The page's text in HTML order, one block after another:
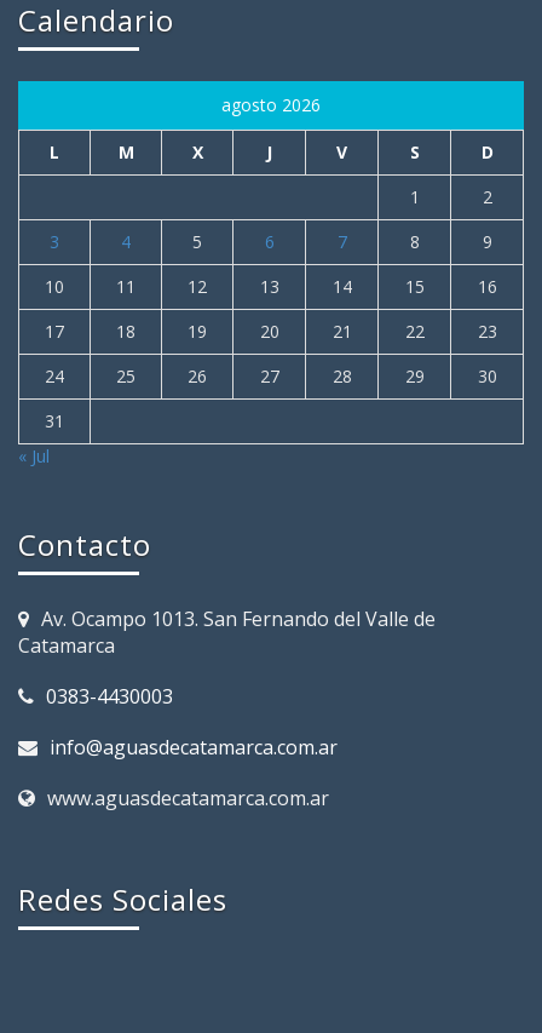
Calendario
agosto 2026
L M X J V S
D
1
2
3
4 5 6 7 8
9
10
11 12 13 14 15
16
17
18 19 20 21 22
23
24
25 26 27 28 29
30
31
« Jul
Contacto
Av. Ocampo 1013. San Fernando del Valle de
Catamarca
0383-4430003
info@aguasdecatamarca.com.ar
www.aguasdecatamarca.com.ar
Redes Sociales